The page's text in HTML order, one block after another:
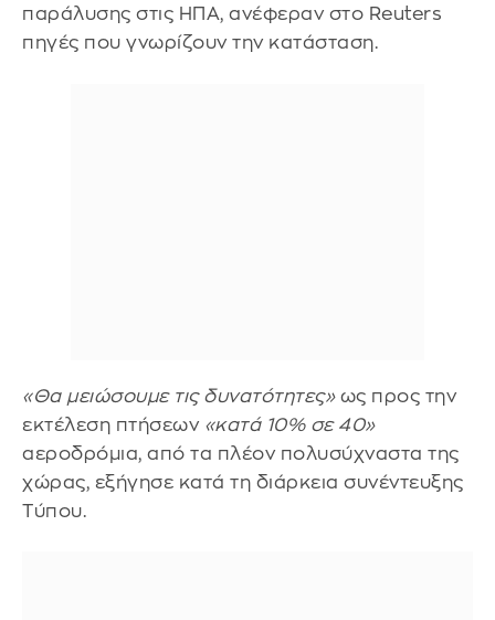
παράλυσης στις ΗΠΑ, ανέφεραν στο Reuters
πηγές που γνωρίζουν την κατάσταση.
«Θα μειώσουμε τις δυνατότητες»ως προς την
εκτέλεση πτήσεων «κατά 10% σε 40»
αεροδρόμια, από τα πλέον πολυσύχναστα της
χώρας, εξήγησε κατά τη διάρκεια συνέντευξης
Τύπου.